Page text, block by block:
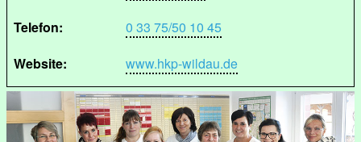
Telefon:
0 33 75/50 10 45
Website:
www.hkp-wildau.de